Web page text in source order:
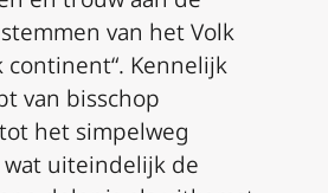
van het Volk
continent“. Kennelijk
van bisschop
het simpelweg
uiteindelijk de